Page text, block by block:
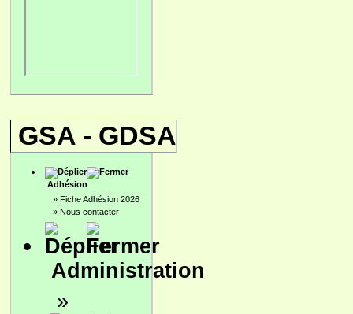
GSA - GDSA
Adhésion
» Fiche Adhésion 2026
» Nous contacter
Administration
»